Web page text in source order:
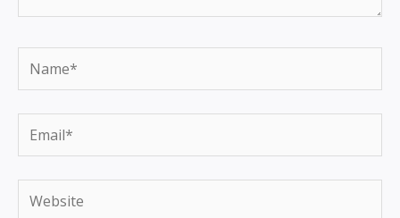
Name*
Email*
Website